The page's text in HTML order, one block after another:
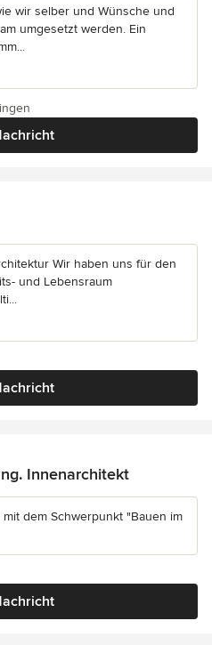
wir selber und Wünsche und
umgesetzt werden. Ein
Wir haben uns für den
und Lebensraum
Innenarchitekt
dem Schwerpunkt "Bauen im